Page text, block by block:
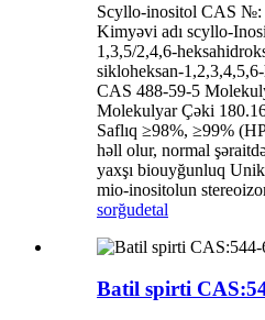
Scyllo-inositol CAS №:
Kimyəvi adı scyllo-
1,3,5/2,4,6-
sikloheksan-
CAS 488-59-5
Molekulyar Çəki
Saflıq ≥98%, ≥99%
həll olur, normal
yaxşı biouyğunluq
mio-inositolun
sorğudetal
Batil spirti